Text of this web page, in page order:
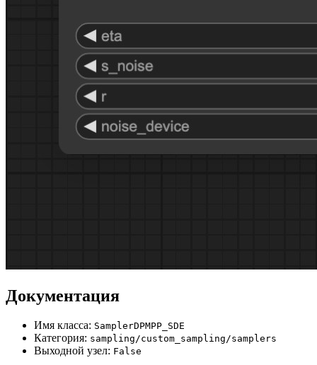
Документация
Имя класса: SamplerDPMPP_SDE
Категория: sampling/custom_sampling/samplers
Выходной узел: False